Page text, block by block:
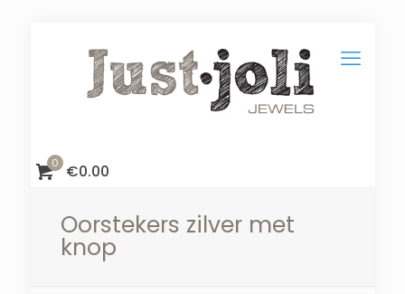
0 €0.00
Oorstekers zilver met
knop